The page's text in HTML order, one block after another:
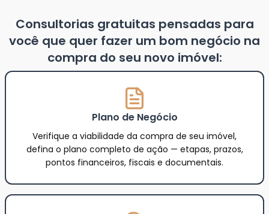
Consultorias gratuitas pensadas para
você que quer fazer um bom negócio na
compra do seu novo imóvel:
Plano de Negócio
Verifique a viabilidade da compra de seu imóvel,
defina o plano completo de ação — etapas, prazos,
pontos financeiros, fiscais e documentais.